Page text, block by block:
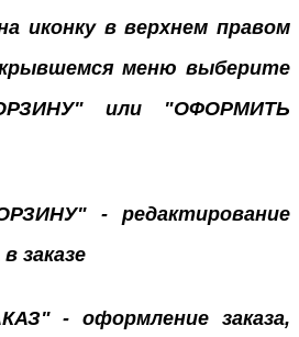
иконку в верхнем правом
меню выберите
или "ОФОРМИТЬ
- редактирование
заказе
- оформление заказа,